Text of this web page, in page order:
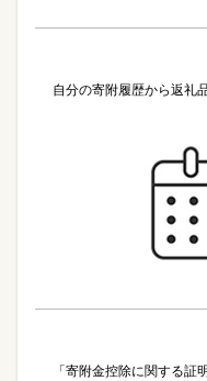
自分の寄附履歴から返礼
「寄附金控除に関する証